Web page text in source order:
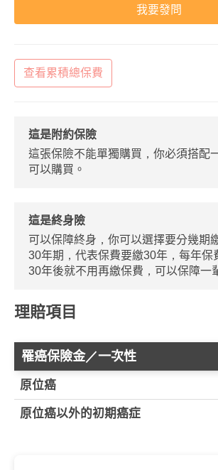
我要發問
查看累積總保費
這是附約保險
這張保險不能單獨購買，你必須搭配
可以購買。
這是終身險
可以保障終身，你可以選擇要分幾期
30年期，代表保費要繳30年，每年保
30年後就不用再繳保費，可以保障一
理賠項目
罹癌保險金／一次性
原位癌
原位癌以外的初期癌症